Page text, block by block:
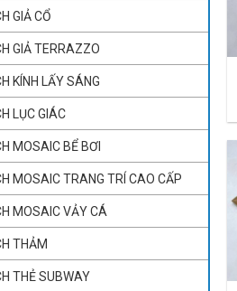
GIẢ CỔ
GIẢ TERRAZZO
KÍNH LẤY SÁNG
LỤC GIÁC
MOSAIC BỂ BƠI
MOSAIC TRANG TRÍ CAO CẤP
MOSAIC VẢY CÁ
THẢM
THẺ SUBWAY